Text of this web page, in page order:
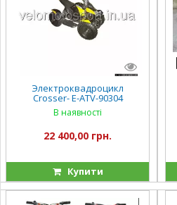
Электроквадроцикл
Crosser- E-ATV-90304
В наявності
22 400,00 грн.
Купити